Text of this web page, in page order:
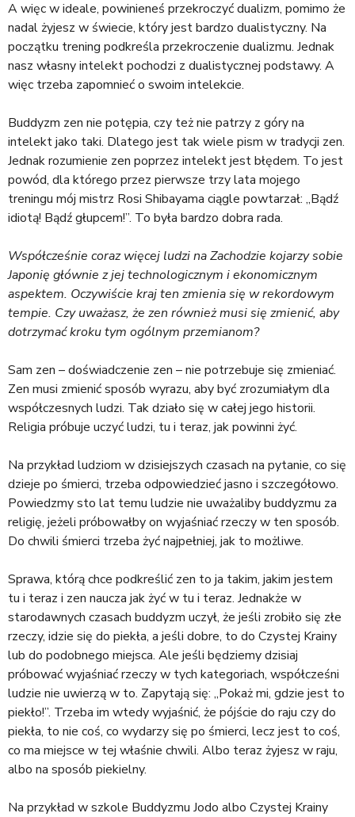
A więc w ideale, powinieneś przekroczyć dualizm, pomimo że
nadal żyjesz w świecie, który jest bardzo dualistyczny. Na
początku trening podkreśla przekroczenie dualizmu. Jednak
nasz własny intelekt pochodzi z dualistycznej podstawy. A
więc trzeba zapomnieć o swoim intelekcie.
Buddyzm zen nie potępia, czy też nie patrzy z góry na
intelekt jako taki. Dlatego jest tak wiele pism w tradycji zen.
Jednak rozumienie zen poprzez intelekt jest błędem. To jest
powód, dla którego przez pierwsze trzy lata mojego
treningu mój mistrz Rosi Shibayama ciągle powtarzał: „Bądź
idiotą! Bądź głupcem!”. To była bardzo dobra rada.
Współcześnie coraz więcej ludzi na Zachodzie kojarzy sobie
Japonię głównie z jej technologicznym i ekonomicznym
aspektem. Oczywiście kraj ten zmienia się w rekordowym
tempie. Czy uważasz, że zen również musi się zmienić, aby
dotrzymać kroku tym ogólnym przemianom?
Sam zen – doświadczenie zen – nie potrzebuje się zmieniać.
Zen musi zmienić sposób wyrazu, aby być zrozumiałym dla
współczesnych ludzi. Tak działo się w całej jego historii.
Religia próbuje uczyć ludzi, tu i teraz, jak powinni żyć.
Na przykład ludziom w dzisiejszych czasach na pytanie, co się
dzieje po śmierci, trzeba odpowiedzieć jasno i szczegółowo.
Powiedzmy sto lat temu ludzie nie uważaliby buddyzmu za
religię, jeżeli próbowałby on wyjaśniać rzeczy w ten sposób.
Do chwili śmierci trzeba żyć najpełniej, jak to możliwe.
Sprawa, którą chce podkreślić zen to ja takim, jakim jestem
tu i teraz i zen naucza jak żyć w tu i teraz. Jednakże w
starodawnych czasach buddyzm uczył, że jeśli zrobiło się złe
rzeczy, idzie się do piekła, a jeśli dobre, to do Czystej Krainy
lub do podobnego miejsca. Ale jeśli będziemy dzisiaj
próbować wyjaśniać rzeczy w tych kategoriach, współcześni
ludzie nie uwierzą w to. Zapytają się: „Pokaż mi, gdzie jest to
piekło!”. Trzeba im wtedy wyjaśnić, że pójście do raju czy do
piekła, to nie coś, co wydarzy się po śmierci, lecz jest to coś,
co ma miejsce w tej właśnie chwili. Albo teraz żyjesz w raju,
albo na sposób piekielny.
Na przykład w szkole Buddyzmu Jodo albo Czystej Krainy